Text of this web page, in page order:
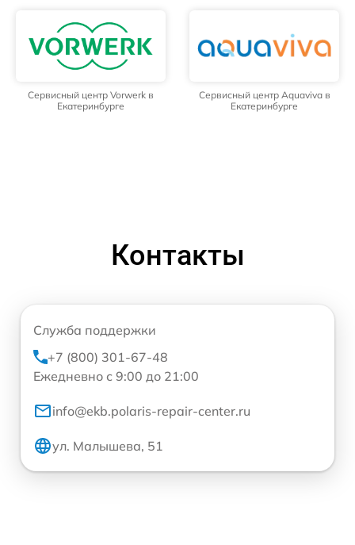
Сервисный центр Vorwerk в
Екатеринбурге
Сервисный центр Aquaviva в
Екатеринбурге
Контакты
Служба поддержки
+7 (800) 301-67-48
Ежедневно с 9:00 до 21:00
info@ekb.polaris-repair-center.ru
ул. Малышева, 51